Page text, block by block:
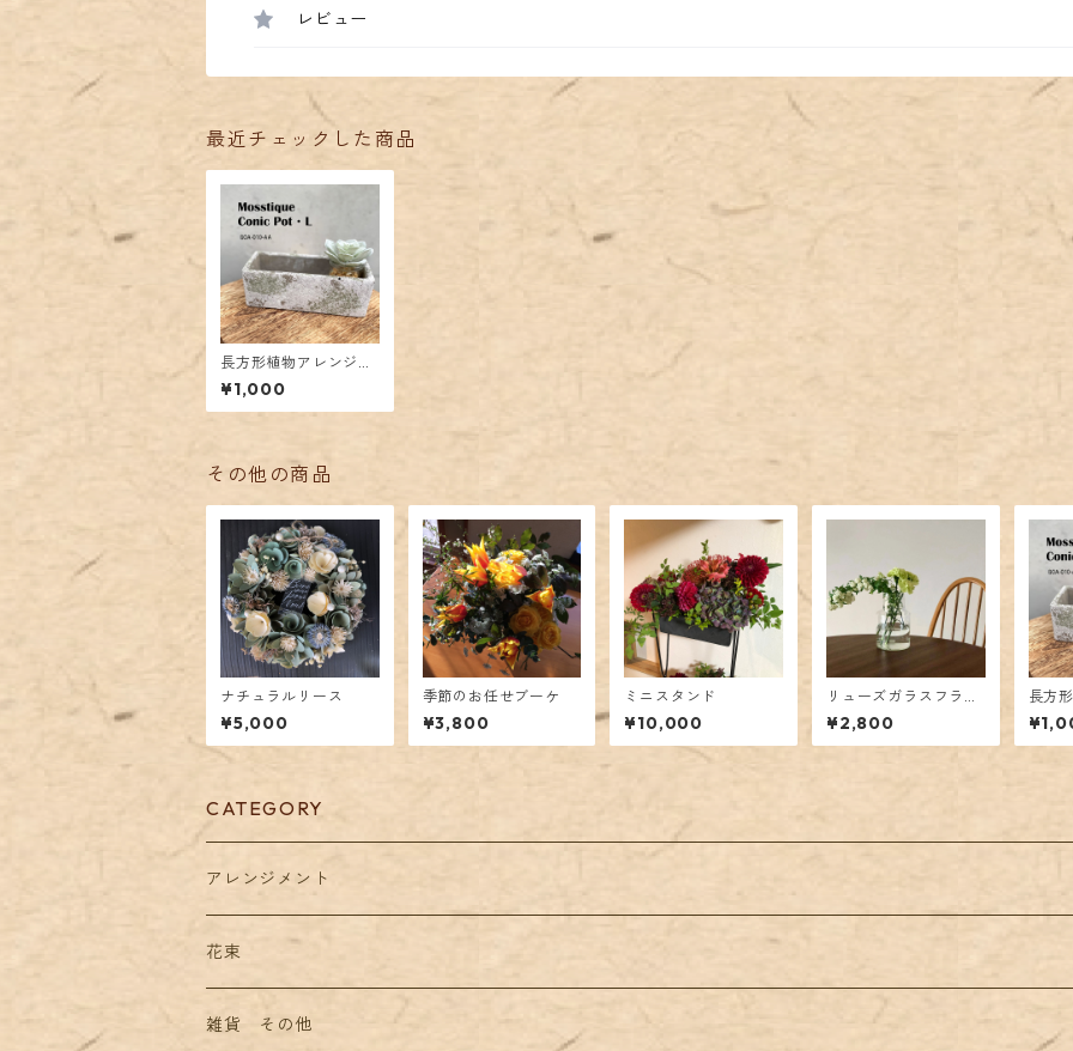
レビュー
最近チェックした商品
長方形植物アレンジポ
ット
¥1,000
その他の商品
ナチュラルリース
¥5,000
季節のお任せブーケ
¥3,800
ミニスタンド
¥10,000
リューズガラスフラワ
ーベースロケート
¥2,800
長方
ット
CATEGORY
アレンジメント
お祝い
お供え
花束
お祝い
雑貨 その他